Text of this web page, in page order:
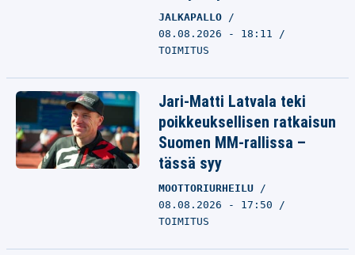
JALKAPALLO
08.08.2026 - 18:11
TOIMITUS
Jari-Matti Latvala teki
poikkeuksellisen ratkaisun
Suomen MM-rallissa –
tässä syy
MOOTTORIURHEILU
08.08.2026 - 17:50
TOIMITUS